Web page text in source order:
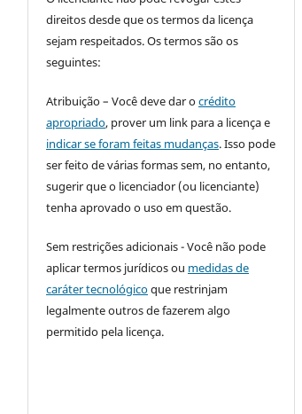
direitos desde que os termos da licença
sejam respeitados. Os termos são os
seguintes:
Atribuição – Você deve dar ocrédito
apropriado, prover um link para a licença e
indicar se foram feitas mudanças. Isso pode
ser feito de várias formas sem, no entanto,
sugerir que o licenciador (ou licenciante)
tenha aprovado o uso em questão.
Sem restrições adicionais - Você não pode
aplicar termos jurídicos ou medidas de
caráter tecnológicoque restrinjam
legalmente outros de fazerem algo
permitido pela licença.